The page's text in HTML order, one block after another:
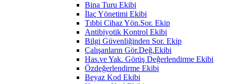
Bina Turu Ekibi
İlaç Yönetimi Ekibi
Tıbbi Cihaz Yön.Sor. Ekip
Antibiyotik Kontrol Ekibi
Bilgi Güvenliğinden Sor. Ekip
Çalışanların Gör.Değ.Ekibi
Has.ve Yak. Görüş Değerlendirme Ekibi
Özdeğerlendirme Ekibi
Beyaz Kod Ekibi